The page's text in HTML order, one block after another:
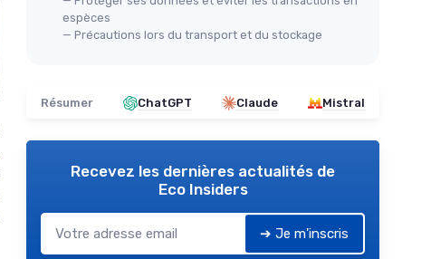
espèces
— Précautions lors du transport et du stockage
Résumer ChatGPT Claude Mistral
Recevez les dernières actualités de
Eco Insiders
➔ Je m'inscris